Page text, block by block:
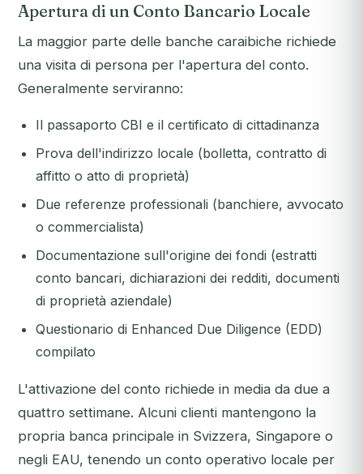
Apertura di un Conto Bancario Locale
La maggior parte delle banche caraibiche richiede
una visita di persona per l'apertura del conto.
Generalmente serviranno:
Il passaporto CBI e il certificato di cittadinanza
Prova dell'indirizzo locale (bolletta, contratto di
affitto o atto di proprietà)
Due referenze professionali (banchiere, avvocato
o commercialista)
Documentazione sull'origine dei fondi (estratti
conto bancari, dichiarazioni dei redditi, documenti
di proprietà aziendale)
Questionario di Enhanced Due Diligence (EDD)
compilato
L'attivazione del conto richiede in media da due a
quattro settimane. Alcuni clienti mantengono la
propria banca principale in Svizzera, Singapore o
negli EAU, tenendo un conto operativo locale per